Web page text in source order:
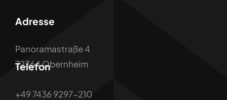
Datenschutz
Cookie-Richtlinie
Adresse
Panoramastraße 4
72364 Obernheim
Telefon
+49 7436 9297-210